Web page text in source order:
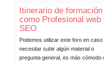
Itinerario de formación
como Profesional web
SEO
Podemos utilizar este foro en caso
necesitar subir algún material o
pregunta general, es más cómodo